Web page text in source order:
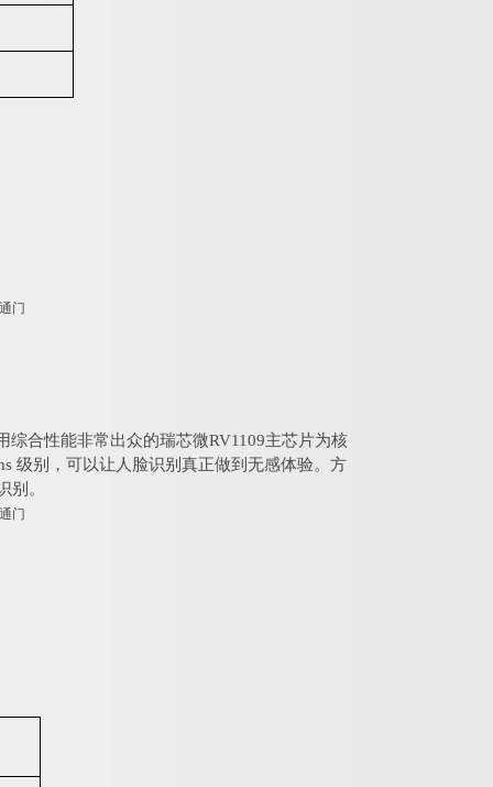
综合性能非常出众的瑞芯微RV1109主芯片为核
级别，可以让人脸识别真正做到无感体验。方
别。